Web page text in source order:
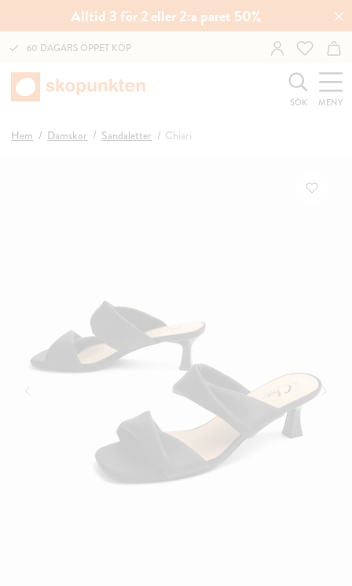
Alltid 3 för 2 eller 2:a paret 50%
60 DAGARS ÖPPET KÖP
SÖK MENY
Hem Damskor Sandaletter Chiari